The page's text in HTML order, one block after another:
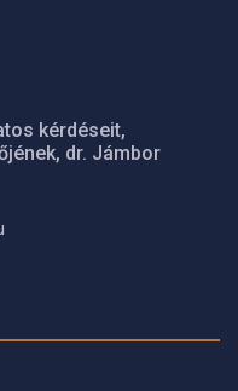
kérdéseit,
dr. Jámbor